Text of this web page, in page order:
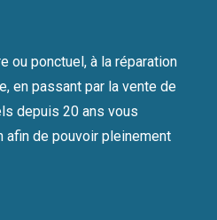
ou ponctuel, à la réparation
en passant par la vente de
depuis 20 ans vous
afin de pouvoir pleinement